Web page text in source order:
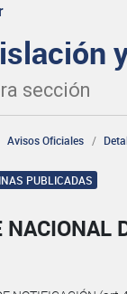
sección
Avisos Oficiales
PUBLICADAS
NACIONAL